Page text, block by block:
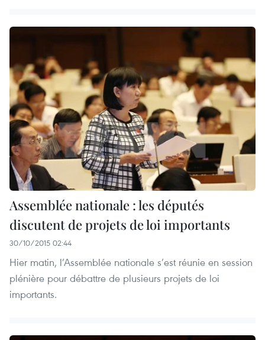
Assemblée nationale : les députés
discutent de projets de loi importants
30/10/2015 02:44
Hier matin, l’Assemblée nationale s’est réunie en session
plénière pour débattre de plusieurs projets de loi
importants.